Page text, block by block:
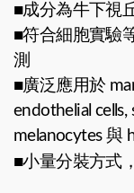
■成分為牛下視
■符合細胞實驗
測
■廣泛應用於
endothelial cells,
melanocytes 與
■小量分裝方式